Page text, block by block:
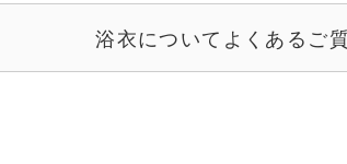
浴衣についてよくあるご